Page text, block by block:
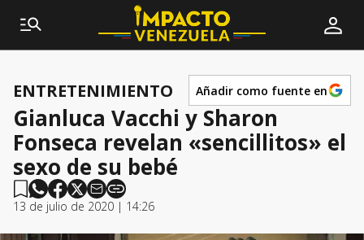
ENTRETENIMIENTO Añadir como fuente en
Gianluca Vacchi y Sharon
Fonseca revelan «sencillitos» el
sexo de su bebé
13 de julio de 2020 | 14:26